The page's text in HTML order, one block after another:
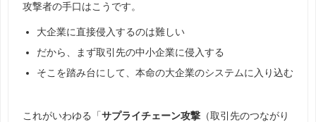
攻撃者の手口はこうです。
大企業に直接侵入するのは難しい
だから、まず取引先の中小企業に侵入する
そこを踏み台にして、本命の大企業のシステムに入り込む
これがいわゆる「サプライチェーン攻撃 （取引先のつながり